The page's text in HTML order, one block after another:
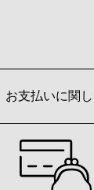
お支払いに関